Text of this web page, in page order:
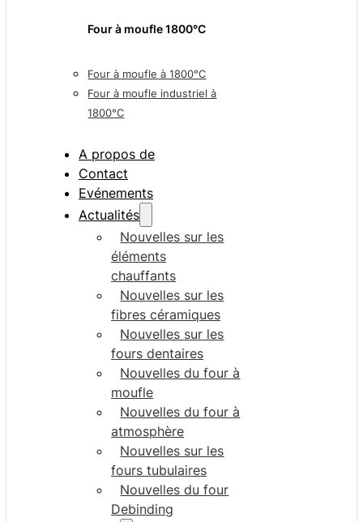
Four à moufle 1800°C
Four à moufle à 1800°C
Four à moufle industriel à
1800°C
A propos de
Contact
Evénements
Actualités
Nouvelles sur les
éléments
chauffants
Nouvelles sur les
fibres céramiques
Nouvelles sur les
fours dentaires
Nouvelles du four à
moufle
Nouvelles du four à
atmosphère
Nouvelles sur les
fours tubulaires
Nouvelles du four
Debinding